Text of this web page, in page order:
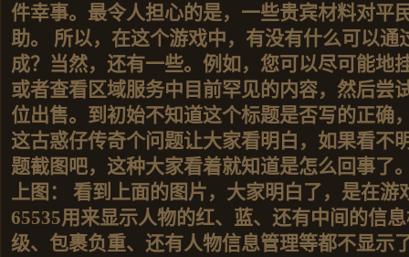
件幸事。最令人担心的是，一些贵宾材料对平
助。 所以，在这个游戏中，有没有什么可以通
成？当然，还有一些。例如，您可以尽可能地
或者查看区域服务中目前罕见的内容，然后尝
位出售。到初始不知道这个标题是否写的正确
这古惑仔传奇个问题让大家看明白，如果看不
题截图吧，这种大家看着就知道是怎么回事了
上图： 看到上面的图片，大家明白了，是在游
65535用来显示人物的红、蓝、还有中间的信
级、包裹负重、还有人物信息管理等都不显示